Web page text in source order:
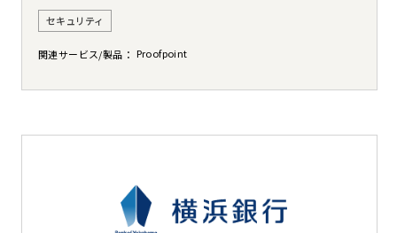
セキュリティ
関連サービス/製品 Proofpoint